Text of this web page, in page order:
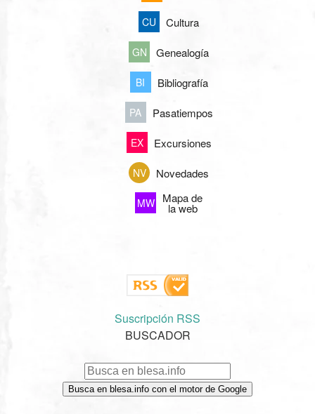
CU Cultura
GN Genealogía
BI Bibliografía
PA Pasatiempos
EX Excursiones
NV Novedades
MW Mapa de
la web
Suscripción RSS
BUSCADOR
Busca en blesa.info con el motor de Google